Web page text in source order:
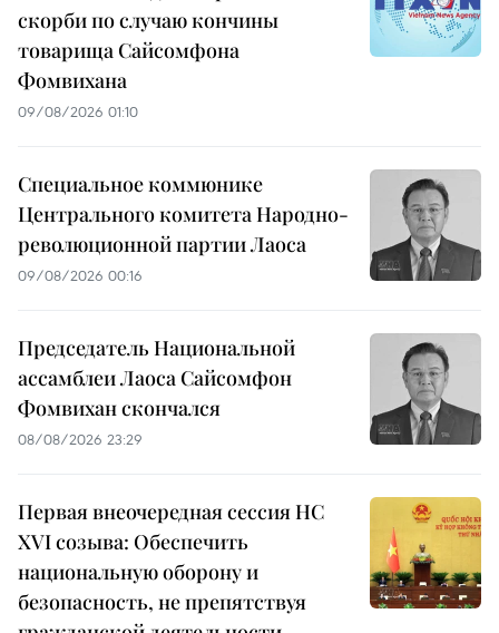
скорби по случаю кончины
товарища Сайсомфона
Фомвихана
09/08/2026 01:10
Специальное коммюнике
Центрального комитета Народно-
революционной партии Лаоса
09/08/2026 00:16
Председатель Национальной
ассамблеи Лаоса Сайсомфон
Фомвихан скончался
08/08/2026 23:29
Первая внеочередная сессия НС
XVI созыва: Обеспечить
национальную оборону и
безопасность, не препятствуя